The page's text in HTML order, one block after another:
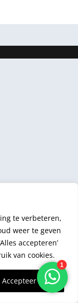
te verbeteren,
weer te geven
accepteren’
van cookies.
Accepteer alles